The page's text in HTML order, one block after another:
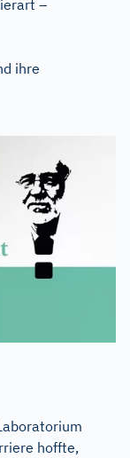
–
ihre
hoffte,